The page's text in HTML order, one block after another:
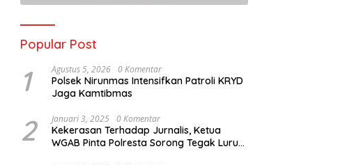
Popular Post
1 Agustus 5, 2026 0 Komentar
Polsek Nirunmas Intensifkan Patroli KRYD
Jaga Kamtibmas
2 Januari 3, 2025 0 Komentar
Kekerasan Terhadap Jurnalis, Ketua
WGAB Pinta Polresta Sorong Tegak Lurus